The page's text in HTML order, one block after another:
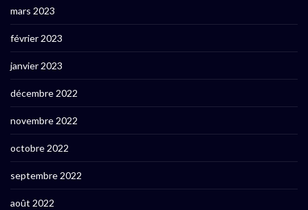
mars 2023
février 2023
janvier 2023
décembre 2022
novembre 2022
octobre 2022
septembre 2022
août 2022